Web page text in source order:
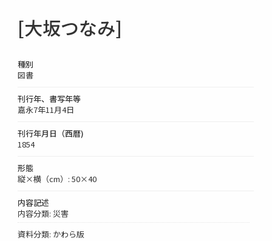
[大坂つなみ]
種別
図書
刊行年、書写年等
嘉永7年11月4日
刊行年月日（西暦)
1854
形態
縦×横（cm）: 50×40
内容記述
内容分類: 災害
資料分類: かわら版